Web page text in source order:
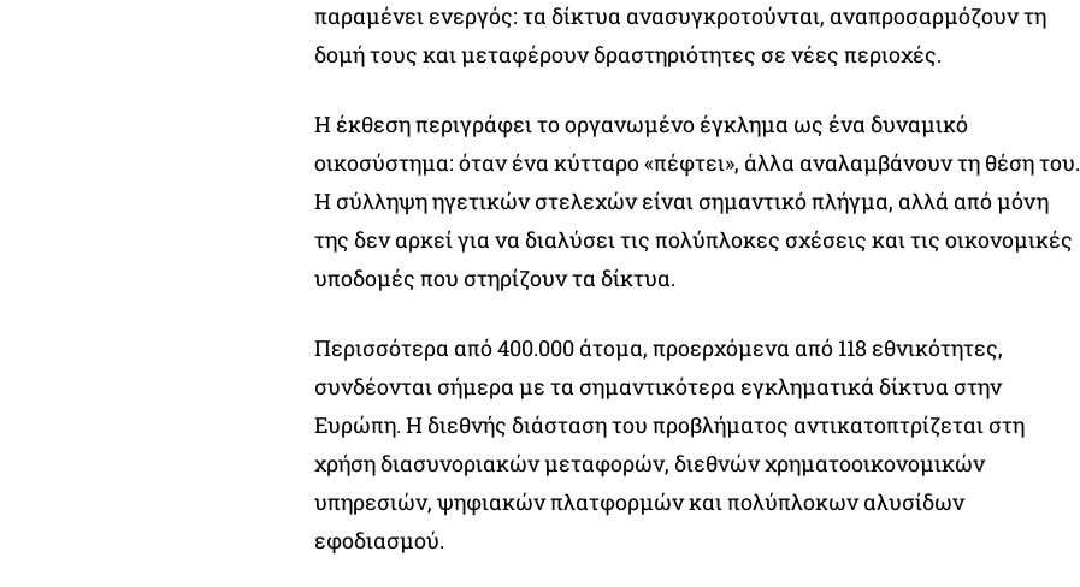
παραμένει ενεργός: τα δίκτυα ανασυγκροτούνται, αναπροσαρμόζουν τη
δομή τους και μεταφέρουν δραστηριότητες σε νέες περιοχές.
Η έκθεση περιγράφει το οργανωμένο έγκλημα ως ένα δυναμικό
οικοσύστημα: όταν ένα κύτταρο «πέφτει», άλλα αναλαμβάνουν τη θέση του.
Η σύλληψη ηγετικών στελεχών είναι σημαντικό πλήγμα, αλλά από μόνη
της δεν αρκεί για να διαλύσει τις πολύπλοκες σχέσεις και τις οικονομικές
υποδομές που στηρίζουν τα δίκτυα.
Περισσότερα από 400.000 άτομα, προερχόμενα από 118 εθνικότητες,
συνδέονται σήμερα με τα σημαντικότερα εγκληματικά δίκτυα στην
Ευρώπη. Η διεθνής διάσταση του προβλήματος αντικατοπτρίζεται στη
χρήση διασυνοριακών μεταφορών, διεθνών χρηματοοικονομικών
υπηρεσιών, ψηφιακών πλατφορμών και πολύπλοκων αλυσίδων
εφοδιασμού.